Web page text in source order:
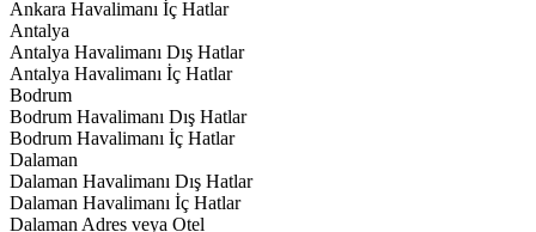
Ankara Havalimanı İç Hatlar
Antalya
Antalya Havalimanı Dış Hatlar
Antalya Havalimanı İç Hatlar
Bodrum
Bodrum Havalimanı Dış Hatlar
Bodrum Havalimanı İç Hatlar
Dalaman
Dalaman Havalimanı Dış Hatlar
Dalaman Havalimanı İç Hatlar
Dalaman Adres veya Otel